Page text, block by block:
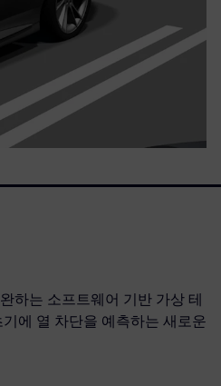
하는 소프트웨어 기반 가상 테
에 열 차단을 예측하는 새로운